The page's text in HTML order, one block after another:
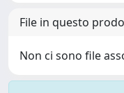
File in questo
Non ci sono file